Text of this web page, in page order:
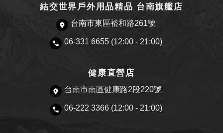
結交世界戶外用品精品 台南旗艦店
台南市東區裕和路261號
06-331 6655 (12:00 - 21:00)
健康直營店
台南市南區健康路2段220號
06-222 3366 (12:00 - 21:00)